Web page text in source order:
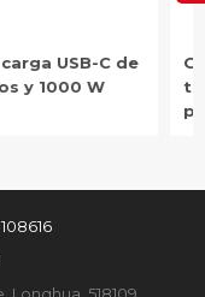
de carga para
USB-C de 40